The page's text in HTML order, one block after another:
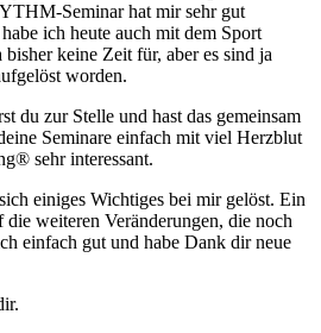
Seminar hat mir sehr gut
ich heute auch mit dem Sport
keine Zeit für, aber es sind ja
worden.
du zur Stelle und hast das gemeinsam
Seminare einfach mit viel Herzblut
sehr interessant.
einiges Wichtiges bei mir gelöst. Ein
weiteren Veränderungen, die noch
einfach gut und habe Dank dir neue